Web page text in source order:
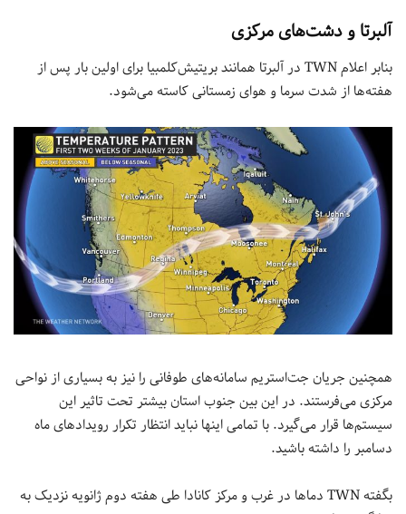
آلبرتا و دشت‌های مرکزی
بنابر اعلام TWN در آلبرتا همانند بریتیش‌کلمبیا برای اولین بار پس از
هفته‌ها از شدت سرما و هوای زمستانی کاسته می‌شود.
همچنین جریان جت‌استریم سامانه‌های طوفانی را نیز به بسیاری از نواحی
مرکزی می‌فرستند. در این بین جنوب استان بیشتر تحت تاثیر این
سیستم‌ها قرار می‌گیرد. با تمامی اینها نباید انتظار تکرار رویدادهای ماه
دسامبر را داشته باشید.
بگفته TWN دماها در غرب و مرکز کانادا طی هفته دوم ژانویه نزدیک به